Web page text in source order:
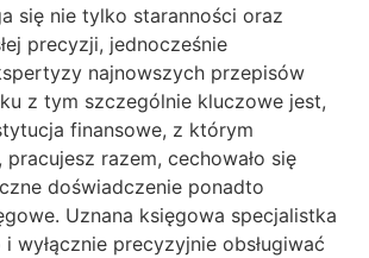
się nie tylko staranności oraz
precyzji, jednocześnie
najnowszych przepisów
z tym szczególnie kluczowe jest,
finansowe, z którym
pracujesz razem, cechowało się
doświadczenie ponadto
Uznana księgowa specjalistka
wyłącznie precyzyjnie obsługiwać